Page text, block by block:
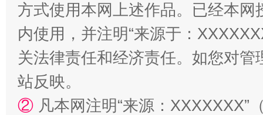
方式使用本网上述作品。已经本
内使用，并注明“来源于：
关法律责任和经济责任。如您对
站反映。
② 凡本网注明“来源：